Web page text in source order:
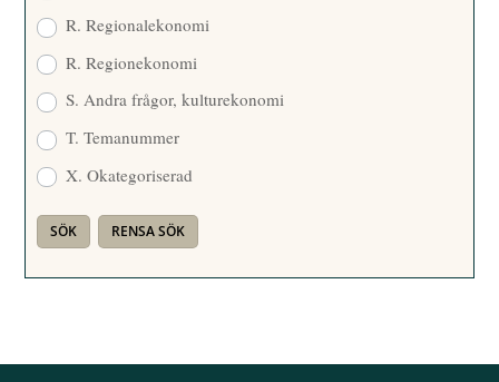
R. Regionalekonomi
R. Regionekonomi
S. Andra frågor, kulturekonomi
T. Temanummer
X. Okategoriserad